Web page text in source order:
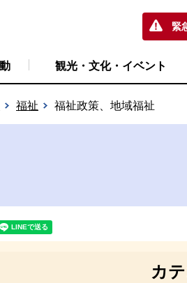
緊
観光・文化・イベント
福祉 福祉政策、地域福祉
カ